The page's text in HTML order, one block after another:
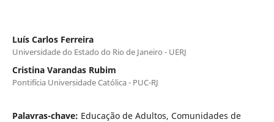
Luís Carlos Ferreira
Universidade do Estado do Rio de Janeiro - UERJ
Cristina Varandas Rubim
Pontifícia Universidade Católica - PUC-RJ
Palavras-chave: Educação de Adultos, Comunidades de